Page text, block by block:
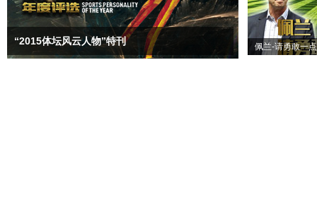
“2015体坛风云人物”特刊 佩兰-请勇敢一点